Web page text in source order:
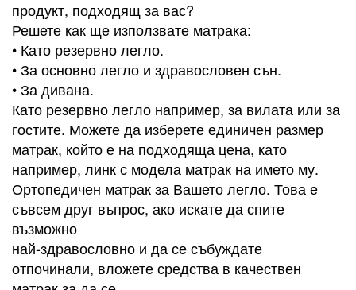
продукт, подходящ за вас?
Решете как ще използвате матрака:
• Като резервно легло.
• За основно легло и здравословен сън.
• За дивана.
Като резервно легло например, за вилата или за
гостите. Можете да изберете единичен размер
матрак, който е на подходяща цена, като
например, линк с модела матрак на името му.
Ортопедичен матрак за Вашето легло. Това е
съвсем друг въпрос, ако искате да спите
възможно
най-здравословно и да се събуждате
отпочинали, вложете средства в качествен